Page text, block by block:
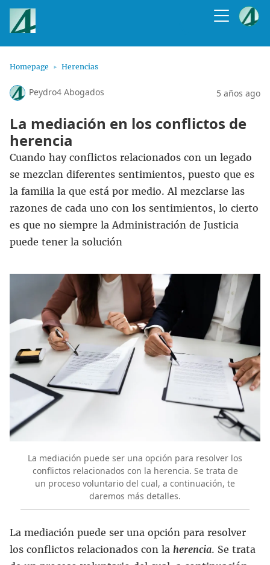
Homepage Herencias
Peydro4 Abogados 5 años ago
La mediación en los conflictos de
herencia
Cuando hay conflictos relacionados con un legado
se mezclan diferentes sentimientos, puesto que es
la familia la que está por medio. Al mezclarse las
razones de cada uno con los sentimientos, lo cierto
es que no siempre la Administración de Justicia
puede tener la solución
La mediación puede ser una opción para resolver los
conflictos relacionados con la herencia. Se trata de
un proceso voluntario del cual, a continuación, te
daremos más detalles.
La mediación puede ser una opción para resolver
los conflictos relacionados con la herencia. Se trata